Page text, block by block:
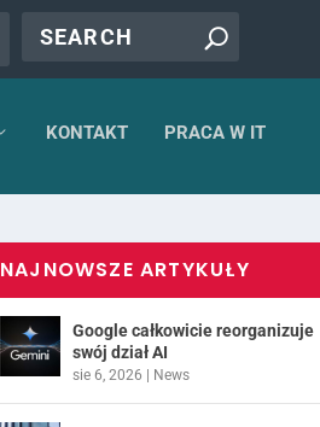
KONTAKT PRACA W IT
NAJNOWSZE ARTYKUŁY
Google całkowicie reorganizuje
swój dział AI
sie 6, 2026 | News